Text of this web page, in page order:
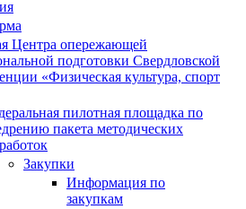
Центра опережающей
подготовки Свердловской
«Физическая культура, спорт
пилотная площадка по
пакета методических
Закупки
Информация по
закупкам